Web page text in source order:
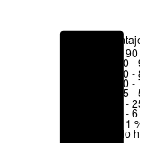
Porcentajes
> 90 %
80 -
70 -
50 -
25 -
6 - 25
1 - 6 %
< 1 %
No hay